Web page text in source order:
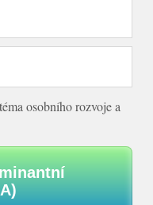
osobního rozvoje a